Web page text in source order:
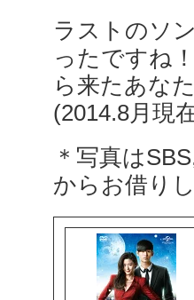
ラストのソ
ったですね
ら来たあな
(2014.8月現
＊写真は
からお借り